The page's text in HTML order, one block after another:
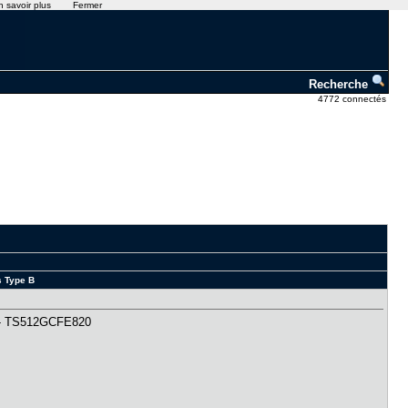
Recherche
4772 connectés
Type B
savoir plus Fermer